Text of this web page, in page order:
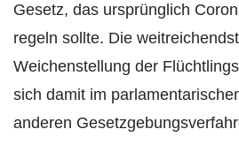
Gesetz, das ursprünglich
regeln sollte. Die
Weichenstellung der
sich damit im
anderen